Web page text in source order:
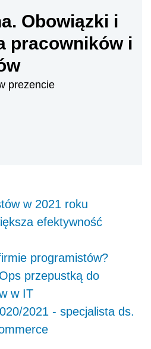
Obowiązki i
pracowników i
prezencie
w 2021 roku
efektywność
programistów?
przepustką do
w IT
2021 - specjalista ds.